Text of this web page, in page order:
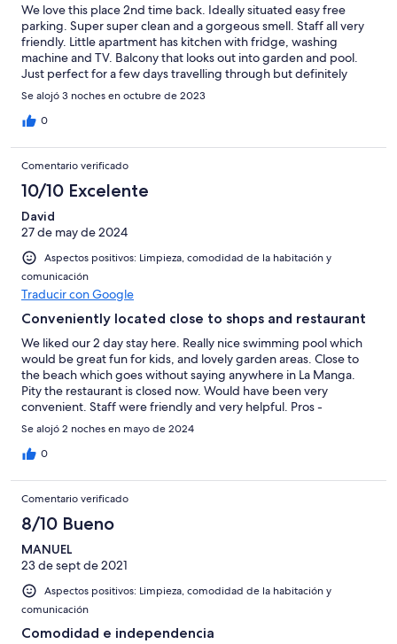
We love this place 2nd time back. Ideally situated easy free
parking. Super super clean and a gorgeous smell. Staff all very
friendly. Little apartment has kitchen with fridge, washing
machine and TV. Balcony that looks out into garden and pool.
Just perfect for a few days travelling through but definitely
great for longer stays too. Great buffet breakfast at 5€. Relaxing
breakfast comedor with hospitable staff. Definitely recommend
and will use again and again
Se alojó 3 noches en octubre de 2023
0
Comentario verificado
10/10 Excelente
David
27 de may de 2024
Aspectos positivos: Limpieza, comodidad de la habitación y
comunicación
Traducir con Google
Conveniently located close to shops and restaurant
We liked our 2 day stay here. Really nice swimming pool which
would be great fun for kids, and lovely garden areas. Close to
the beach which goes without saying anywhere in La Manga.
Pity the restaurant is closed now. Would have been very
convenient. Staff were friendly and very helpful. Pros -
Kitchenette - Washing machine - Air conditioned - small balcony
- Clothes airer - Free parking - Quiet and quite comfortable
Cons - No starter pack to get you going - Very dated - No
dish towels - No plug for the sink which makes it pretty difficult
to wash dishes. - Kitchen utensils very basic - No condiments or
even salt and pepper. - No instructions for any appliances -
Rangehood didn’t work - Only soap in the en-suite was in the
shower. Too bad if you just want to wash your hands
Se alojó 2 noches en mayo de 2024
0
Comentario verificado
8/10 Bueno
MANUEL
23 de sept de 2021
Aspectos positivos: Limpieza, comodidad de la habitación y
comunicación
Comodidad e independencia